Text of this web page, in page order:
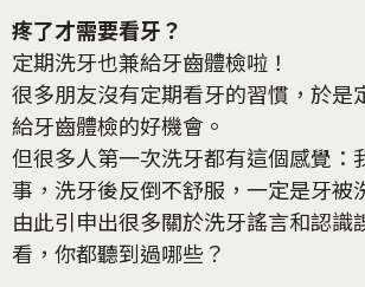
疼了才需要看牙？
定期洗牙也兼給牙齒體檢啦！
很多朋友沒有定期看牙的習慣，於是
給牙齒體檢的好機會。
但很多人第一次洗牙都有這個感覺：
事，洗牙後反倒不舒服，一定是牙被
由此引申出很多關於洗牙謠言和認識
看，你都聽到過哪些？